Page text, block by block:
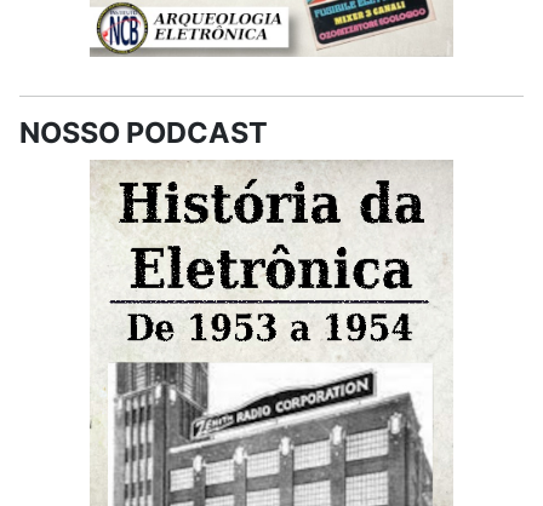
NOSSO PODCAST